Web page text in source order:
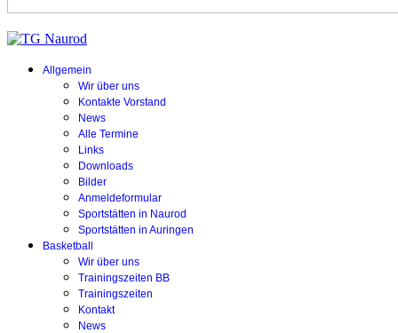
Allgemein
Wir über uns
Kontakte Vorstand
News
Alle Termine
Links
Downloads
Bilder
Anmeldeformular
Sportstätten in Naurod
Sportstätten in Auringen
Basketball
Wir über uns
Trainingszeiten BB
Trainingszeiten
Kontakt
News